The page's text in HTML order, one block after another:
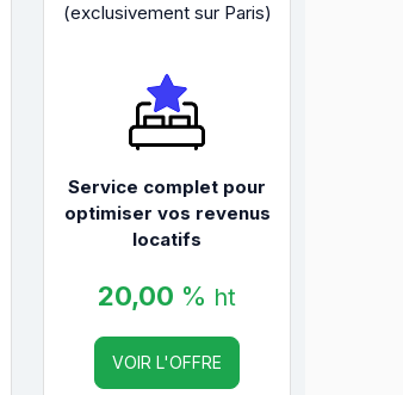
(exclusivement sur Paris)
Service complet pour
optimiser vos revenus
locatifs
20,00 % ht
VOIR L'OFFRE